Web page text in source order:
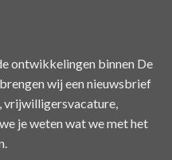
ontwikkelingen binnen De
wij een nieuwsbrief
vrijwilligersvacature,
je weten wat we met het